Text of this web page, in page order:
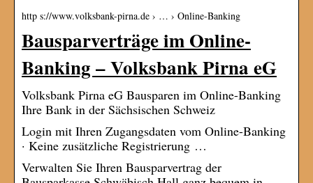
http s://www.volksbank-pirna.de › … › Online-Banking
Bausparverträge im Online-
Banking – Volksbank Pirna eG
Volksbank Pirna eG Bausparen im Online-Banking
Ihre Bank in der Sächsischen Schweiz
Login mit Ihren Zugangsdaten vom Online-Banking
· Keine zusätzliche Registrierung …
Verwalten Sie Ihren Bausparvertrag der